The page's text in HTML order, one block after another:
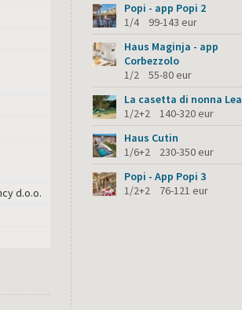
d.o.o.
Popi - app Popi 2
1/4 99-143 eur
Haus Maginja - app
Corbezzolo
1/2 55-80 eur
La casetta di nonna Lea
1/2+2 140-320 eur
Haus Cutin
1/6+2 230-350 eur
Popi - App Popi 3
1/2+2 76-121 eur